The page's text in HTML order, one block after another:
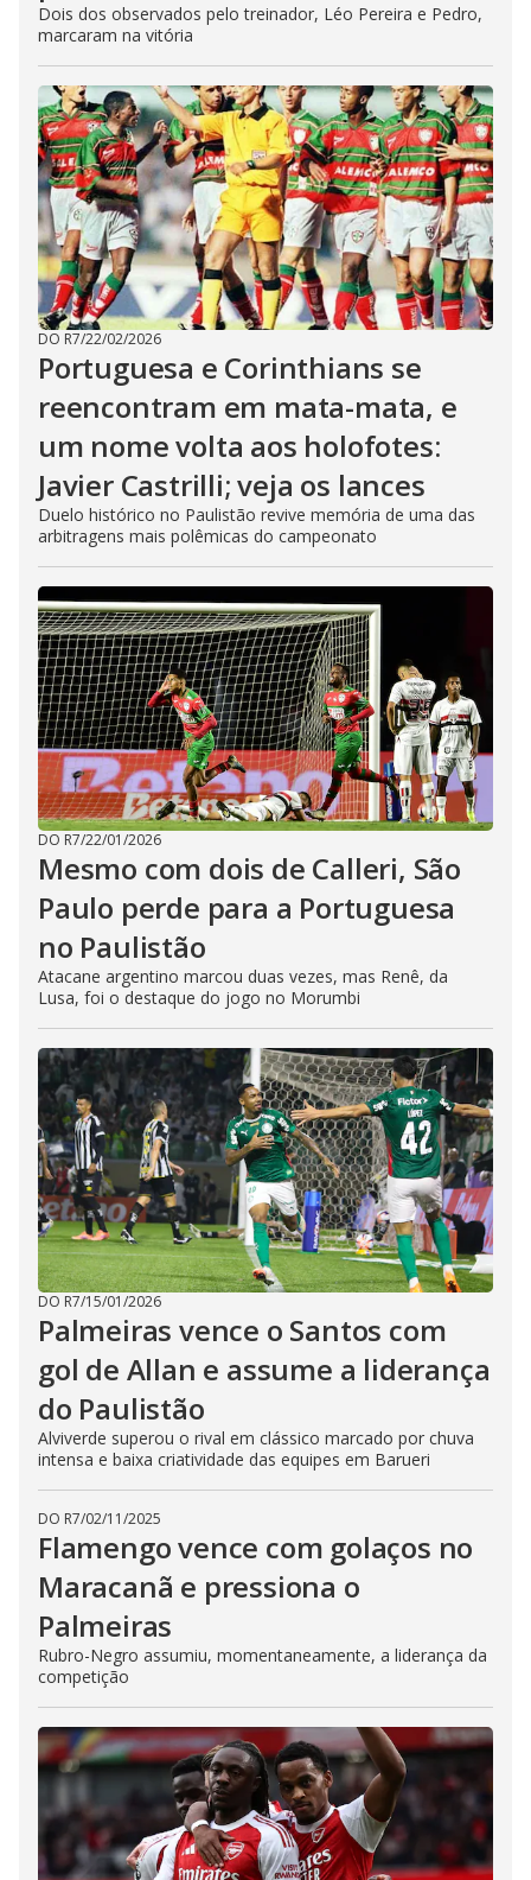
Dois dos observados pelo treinador, Léo Pereira e Pedro,
marcaram na vitória
DO R7/22/02/2026
Portuguesa e Corinthians se
reencontram em mata-mata, e
um nome volta aos holofotes:
Javier Castrilli; veja os lances
Duelo histórico no Paulistão revive memória de uma das
arbitragens mais polêmicas do campeonato
DO R7/22/01/2026
Mesmo com dois de Calleri, São
Paulo perde para a Portuguesa
no Paulistão
Atacane argentino marcou duas vezes, mas Renê, da
Lusa, foi o destaque do jogo no Morumbi
DO R7/15/01/2026
Palmeiras vence o Santos com
gol de Allan e assume a liderança
do Paulistão
Alviverde superou o rival em clássico marcado por chuva
intensa e baixa criatividade das equipes em Barueri
DO R7/02/11/2025
Flamengo vence com golaços no
Maracanã e pressiona o
Palmeiras
Rubro-Negro assumiu, momentaneamente, a liderança da
competição